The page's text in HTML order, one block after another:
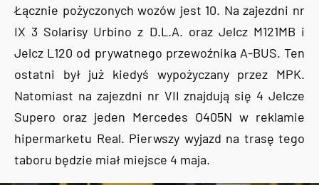
Łącznie pożyczonych wozów jest 10. Na zajezdni nr
IX 3 Solarisy Urbino z D.L.A. oraz Jelcz M121MB i
Jelcz L120 od prywatnego przewoźnika A-BUS. Ten
ostatni był już kiedyś wypożyczany przez MPK.
Natomiast na zajezdni nr VII znajdują się 4 Jelcze
Supero oraz jeden Mercedes O405N w reklamie
hipermarketu Real. Pierwszy wyjazd na trasę tego
taboru będzie miał miejsce 4 maja.